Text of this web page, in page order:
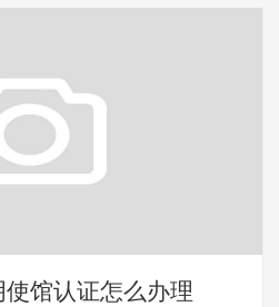
馆认证怎么办理